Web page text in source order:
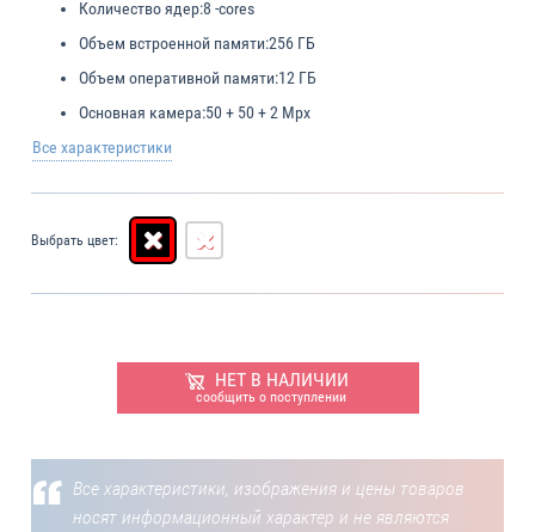
Количество ядер:8 -cores
Объем встроенной памяти:256 ГБ
Объем оперативной памяти:12 ГБ
Основная камера:50 + 50 + 2 Mpx
Все характеристики
Выбрать цвет:
НЕТ В НАЛИЧИИ
сообщить о поступлении
Все характеристики, изображения и цены товаров
носят информационный характер и не являются